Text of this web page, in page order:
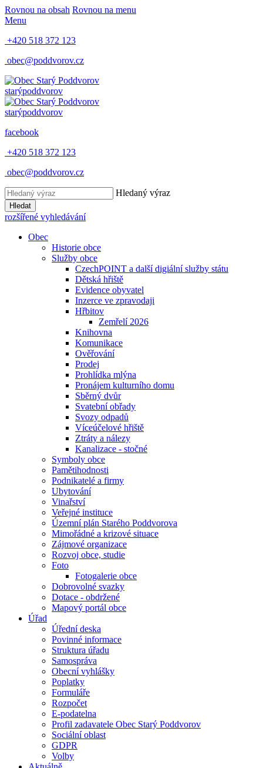
Rovnou na obsah Rovnou na menu
Menu
+420 518 372 123
obec@poddvorov.cz
starýpoddvorov
starýpoddvorov
facebook
+420 518 372 123
obec@poddvorov.cz
Hledaný výraz
Hledat
rozšířené vyhledávání
Obec
Historie obce
Služby obce
CzechPOINT a další digiální služby státu
Dětská hřiště
Evidence obyvatel
Inzerce ve zpravodaji
Hřbitov
Zemřelí 2026
Knihovna
Komunikace
Ověřování
Prodej
Prohlídka mlýna
Pronájem kulturního domu
Sběrný dvůr
Svatební obřady
Svozy odpadů
Víceúčelové hřiště
Ztráty a nálezy
Kanalizace - stočné
Symboly obce
Pamětihodnosti
Podnikatelé a firmy
Ubytování
Vinařství
Veřejné instituce
Územní plán Starého Poddvorova
Mimořádné a krizové situace
Zájmové organizace
Rozvoj obce, studie
Foto
Fotogalerie obce
Dobrovolné svazky
Dotace - obdržené
Mapový portál obce
Úřad
Úřední deska
Povinné informace
Struktura úřadu
Samospráva
Obecní vyhlášky
Poplatky
Formuláře
Rozpočet
E-podatelna
Profil zadavatele Obec Starý Poddvorov
Sociální oblast
GDPR
Volby